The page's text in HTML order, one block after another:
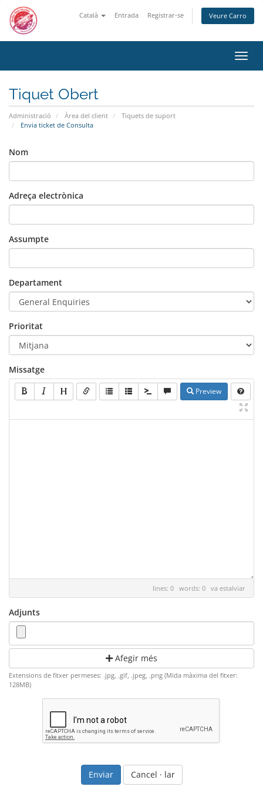
Català Entrada Registrar-se Veure Carro
la
Tiquet Obert
Administració Àrea del client
Tiquets de suport
Envia ticket de Consulta
Nom
Adreça electrònica
Assumpte
Departament
Prioritat
Missatge
Preview
lines: 0 words: 0 va estalviar
Adjunts
Afegir més
Extensions de fitxer permeses: .jpg, .gif, .jpeg, .png (Mida màxima del fitxer:
128MB)
Cancel · lar